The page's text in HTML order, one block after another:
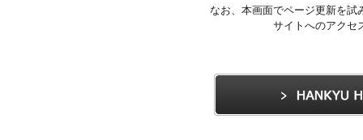
なお、本画面でページ更新を
サイトへのアクセ